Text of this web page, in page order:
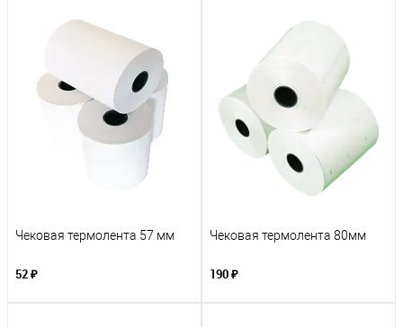
Чековая термолента 57 мм
52 ₽
Чековая термолента 80мм
190 ₽